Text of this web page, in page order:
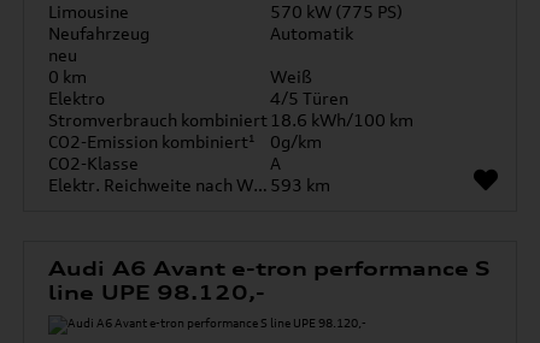
Limousine
570 kW (775 PS)
Neufahrzeug
Automatik
neu
0 km
Weiß
Elektro
4/5 Türen
Stromverbrauch kombiniert 18.6 kWh/100 km
CO2-Emission kombiniert¹
0g/km
CO2-Klasse
A
Elektr. Reichweite nach WLTP* 593 km
Audi A6 Avant e-tron performance S
line UPE 98.120,-